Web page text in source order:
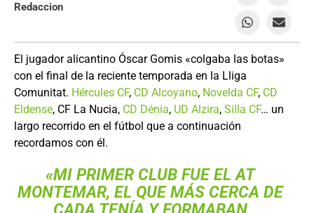
El jugador alicantino Óscar Gomis «colgaba las botas»
con el final de la reciente temporada en la Lliga
Comunitat. Hércules CF, CD Alcoyano, Novelda CF, CD
Eldense, CF La Nucia, CD Dénia, UD Alzira, Silla CF… un
largo recorrido en el fútbol que a continuación
recordamos con él.
«MI PRIMER CLUB FUE EL AT
MONTEMAR, EL QUE MÁS CERCA DE
Redaccion